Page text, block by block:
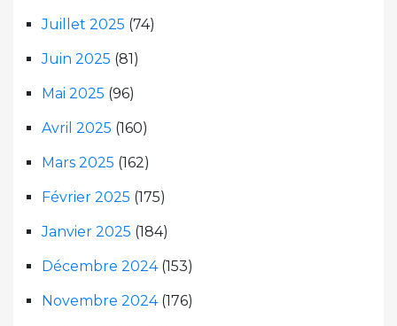
Juillet 2025 (74)
Juin 2025 (81)
Mai 2025 (96)
Avril 2025 (160)
Mars 2025 (162)
Février 2025 (175)
Janvier 2025 (184)
Décembre 2024(153)
Novembre 2024(176)